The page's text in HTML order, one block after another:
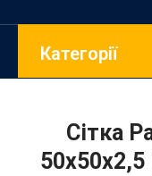
Категорії
Сітка